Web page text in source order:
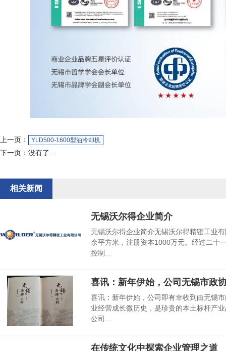
上一页： YLD500-1600型油冷却机
下一页： 没有了…
相关新闻
无锡沃尔得企业简介
无锡沃尔得企业简介无锡沃尔得精密工业
余平方米，注册资本1000万元。经过二十
控制...
喜讯：新年伊始，公司无锡市政
喜讯：新年伊始，公司即有幸收到由无锡
业经营成长微历史，是珍贵的本土标杆产
公司...
在传统文化中探索企业管理之道